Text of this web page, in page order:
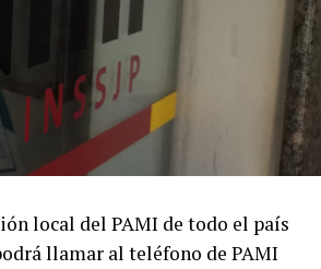
local del PAMI de todo el país
llamar al teléfono de PAMI